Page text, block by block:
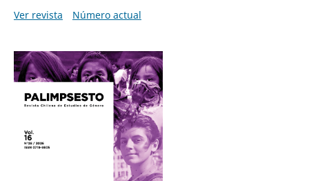
Ver revista
Número actual